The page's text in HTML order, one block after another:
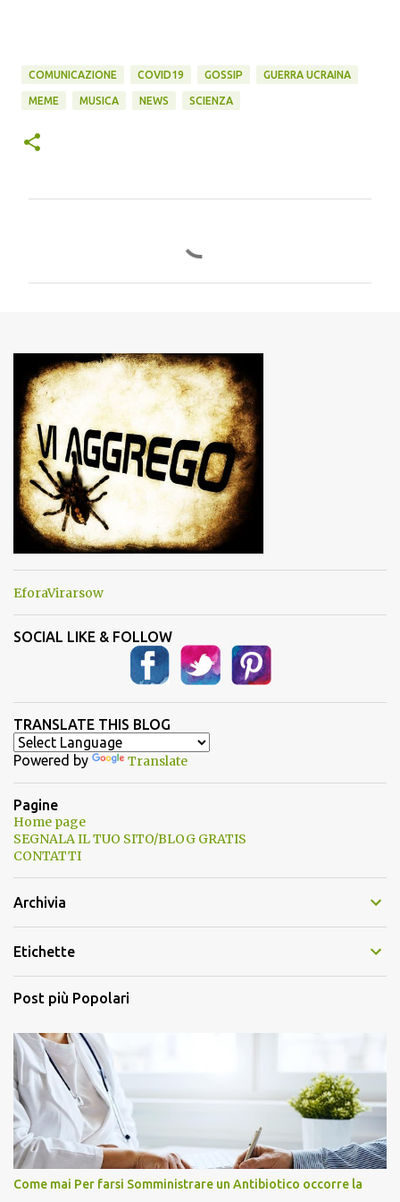
COMUNICAZIONE COVID19 GOSSIP GUERRA UCRAINA
MEME MUSICA NEWS SCIENZA
n
t
i
EforaVirarsow
SOCIAL LIKE & FOLLOW
TRANSLATE THIS BLOG
Powered by Translate
Pagine
Home page
SEGNALA IL TUO SITO/BLOG GRATIS
CONTATTI
Archivia
Etichette
Post più Popolari
Come mai Per farsi Somministrare un Antibiotico occorre la